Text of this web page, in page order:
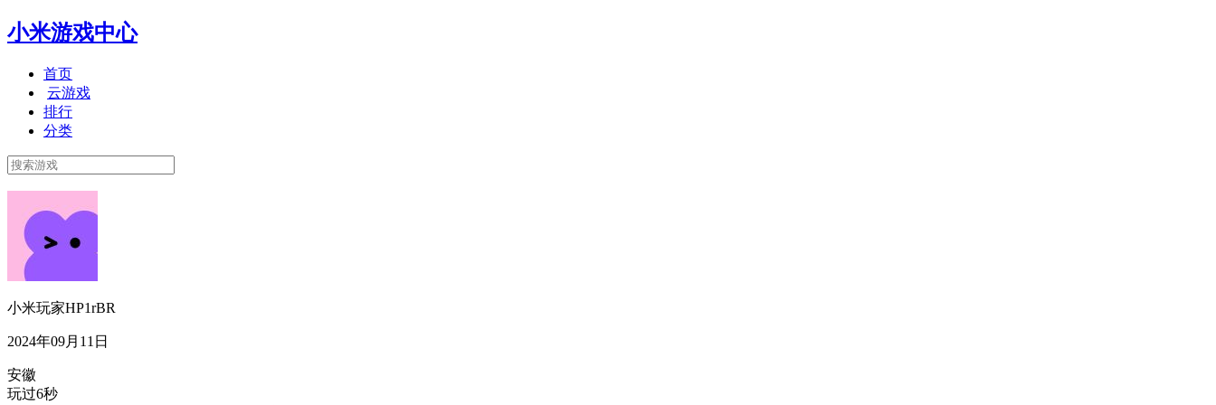
小米游戏中心
首页
云游戏
排行
分类
小米玩家HP1rBR
2024年09月11日
安徽
玩过6秒